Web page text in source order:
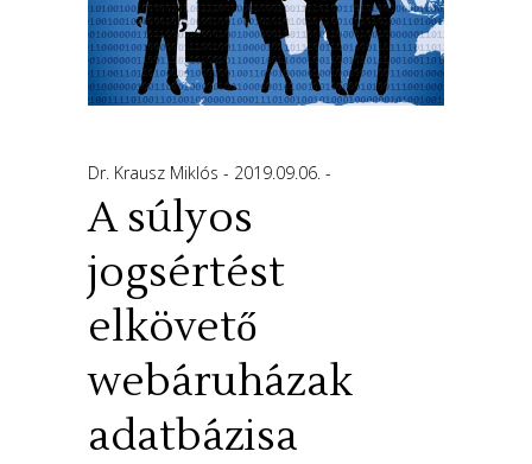
Dr. Krausz Miklós 2019.09.06.
A súlyos
jogsértést
elkövető
webáruházak
adatbázisa